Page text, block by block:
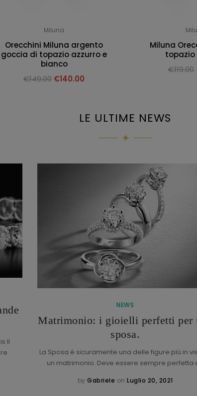
Miluna
Orecchini Miluna argento
goccia di topazio azzurro e
bianco
€149.00 €140.00
Miluna
topazio
€119.00
LE ULTIME NEWS
Il
NEWS
Matrimonio: i gioielli perfetti per
sposa.
La Sposa è sicuramente una delle figure più in
un matrimonio. Deve essere sempre perfetta
byGabriele onLuglio 20, 2021